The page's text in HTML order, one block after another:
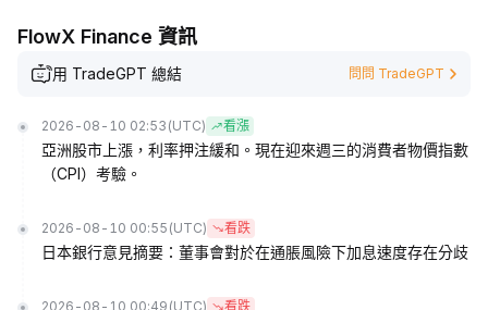
FlowX Finance 資訊
用 TradeGPT 總結 問問 TradeGPT
2026-08-10 02:53 (UTC) 看漲
亞洲股市上漲，利率押注緩和。現在迎來週三的消費者物價指數
（CPI）考驗。
2026-08-10 00:55 (UTC) 看跌
日本銀行意見摘要：董事會對於在通脹風險下加息速度存在分歧
2026-08-10 00:49 (UTC) 看跌